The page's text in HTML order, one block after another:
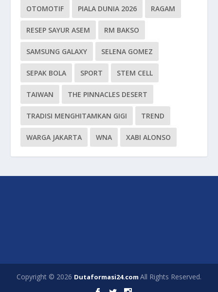
OTOMOTIF PIALA DUNIA 2026 RAGAM
RESEP SAYUR ASEM RM BAKSO
SAMSUNG GALAXY SELENA GOMEZ
SEPAK BOLA SPORT STEM CELL
TAIWAN THE PINNACLES DESERT
TRADISI MENGHITAMKAN GIGI TREND
WARGA JAKARTA WNA XABI ALONSO
Copyright © 2026 Dutaformasi24.com All Rights Reserved.